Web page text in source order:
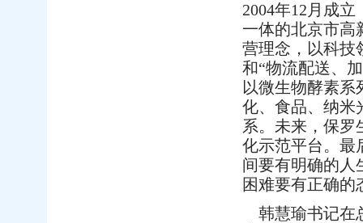
2004年12月成
一体的北京市高
营理念，以科技
和“物流配送、
以微生物酵素
化、食品、纳米
系。未来，保罗
化示范平台。最
间要有明确的人
困难要有正确
韩慧瑜书记在